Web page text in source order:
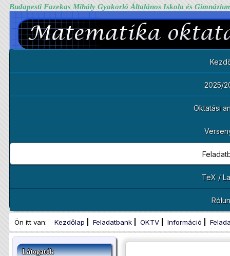
Budapesti Fazekas Mihály Gyakorló Általános Iskola és
2025/
Oktatási
TeX /
Ön itt van: Kezdőlap Feladatbank OKTV Információ
Látogatók